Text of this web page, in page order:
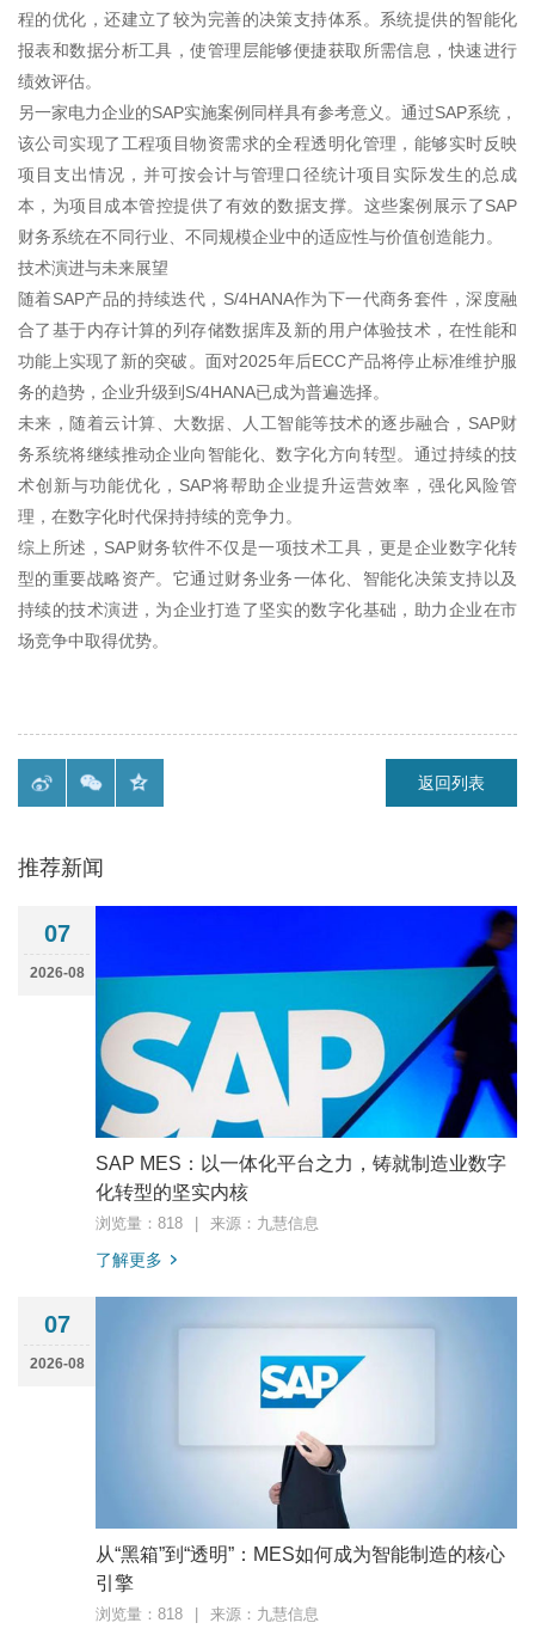
程的优化，还建立了较为完善的决策支持体系。系统提供的智能化
报表和数据分析工具，使管理层能够便捷获取所需信息，快速进行
绩效评估。
另一家电力企业的SAP实施案例同样具有参考意义。通过SAP系统，
该公司实现了工程项目物资需求的全程透明化管理，能够实时反映
项目支出情况，并可按会计与管理口径统计项目实际发生的总成
本，为项目成本管控提供了有效的数据支撑。这些案例展示了SAP
财务系统在不同行业、不同规模企业中的适应性与价值创造能力。
技术演进与未来展望
随着SAP产品的持续迭代，S/4HANA作为下一代商务套件，深度融
合了基于内存计算的列存储数据库及新的用户体验技术，在性能和
功能上实现了新的突破。面对2025年后ECC产品将停止标准维护服
务的趋势，企业升级到S/4HANA已成为普遍选择。
未来，随着云计算、大数据、人工智能等技术的逐步融合，SAP财
务系统将继续推动企业向智能化、数字化方向转型。通过持续的技
术创新与功能优化，SAP将帮助企业提升运营效率，强化风险管
理，在数字化时代保持持续的竞争力。
综上所述，SAP财务软件不仅是一项技术工具，更是企业数字化转
型的重要战略资产。它通过财务业务一体化、智能化决策支持以及
持续的技术演进，为企业打造了坚实的数字化基础，助力企业在市
场竞争中取得优势。
返回列表
推荐新闻
07
2026-08
SAP MES：以一体化平台之力，铸就制造业数字
化转型的坚实内核
浏览量：818 来源：九慧信息
了解更多
07
2026-08
从“黑箱”到“透明”：MES如何成为智能制造的核心
引擎
浏览量：818 来源：九慧信息